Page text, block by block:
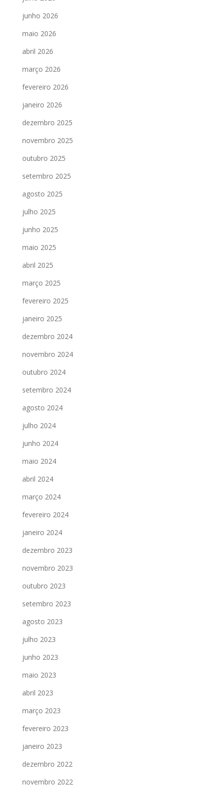
junho 2026
maio 2026
abril 2026
março 2026
fevereiro 2026
janeiro 2026
dezembro 2025
novembro 2025
outubro 2025
setembro 2025
agosto 2025
julho 2025
junho 2025
maio 2025
abril 2025
março 2025
fevereiro 2025
janeiro 2025
dezembro 2024
novembro 2024
outubro 2024
setembro 2024
agosto 2024
julho 2024
junho 2024
maio 2024
abril 2024
março 2024
fevereiro 2024
janeiro 2024
dezembro 2023
novembro 2023
outubro 2023
setembro 2023
agosto 2023
julho 2023
junho 2023
maio 2023
abril 2023
março 2023
fevereiro 2023
janeiro 2023
dezembro 2022
novembro 2022